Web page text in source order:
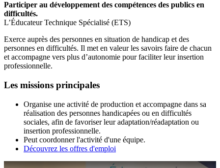
Participer au développement des compétences des publics en
difficultés.
L’Éducateur Technique Spécialisé (ETS)
Exerce auprès des personnes en situation de handicap et des
personnes en difficultés. Il met en valeur les savoirs faire de chacun
et accompagne vers plus d’autonomie pour faciliter leur insertion
professionnelle.
Les missions principales
Organise une activité de production et accompagne dans sa
réalisation des personnes handicapées ou en difficultés
sociales, afin de favoriser leur adaptation/réadaptation ou
insertion professionnelle.
Peut coordonner l'activité d'une équipe.
Découvrez les offres d'emploi